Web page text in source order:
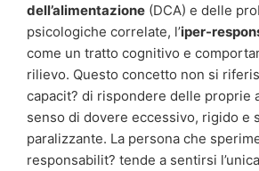
dell’alimentazione (DCA) e delle
psicologiche correlate, l’iper-
come un tratto cognitivo e
rilievo. Questo concetto non si
capacit? di rispondere delle proprie
senso di dovere eccessivo, rigido e
paralizzante. La persona che
responsabilit? tende a sentirsi